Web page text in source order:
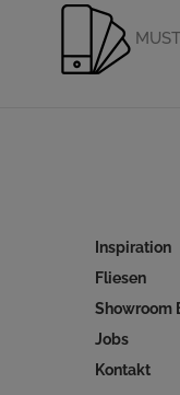
Inspiration
Fliesen
Showroom
Jobs
Kontakt